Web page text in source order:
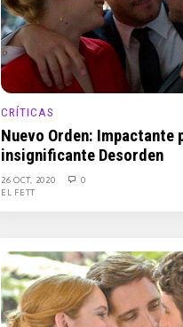
CRÍTICAS
Nuevo Orden: Impactante
insignificante Desorden
26 OCT, 2020
0
EL FETT